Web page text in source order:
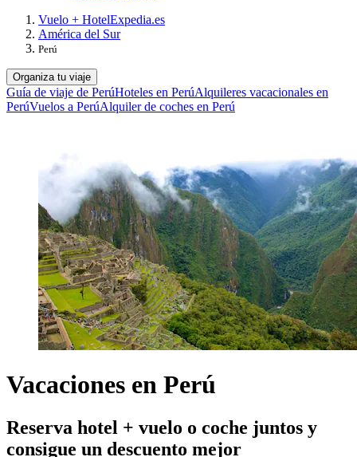
Vuelo + HotelExpedia.es
América del Sur
Perú
Organiza tu viaje
Guía de viaje de PerúHoteles en PerúAlquileres vacacionales en
PerúVuelos a PerúAlquiler de coches en Perú
Vacaciones en Perú
Reserva hotel + vuelo o coche juntos y
consigue un descuento mejor